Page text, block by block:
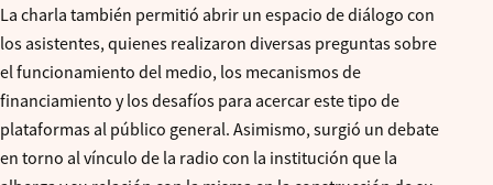
La charla también permitió abrir un espacio de diálogo con
los asistentes, quienes realizaron diversas preguntas sobre
el funcionamiento del medio, los mecanismos de
financiamiento y los desafíos para acercar este tipo de
plataformas al público general. Asimismo, surgió un debate
en torno al vínculo de la radio con la institución que la